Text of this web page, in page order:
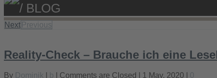
/ BLOG
Next Previous
Reality-Check – Brauche ich eine
By Dominik b Comments are Closed | 1 May, 2020 | 0